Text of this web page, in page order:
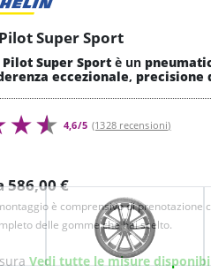
Super Sport
Super Sport è un
eccezionale, precisione
4,6/5 (1328 recensioni)
586,00 €
è comprensivo di
delle gomme che hai scelto.
Vedi tutte le misure